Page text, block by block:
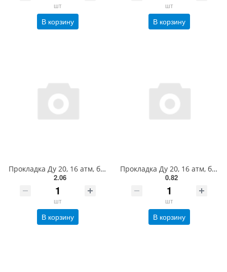
шт
В корзину
шт
В корзину
Прокладка Ду 20, 16 атм, биконит, (24х16х3мм), для шланга, газ
2.06
шт
В корзину
Прокладка Ду 20, 16 атм, биконит, (24х16х2мм), для шланга, газ
0.82
шт
В корзину